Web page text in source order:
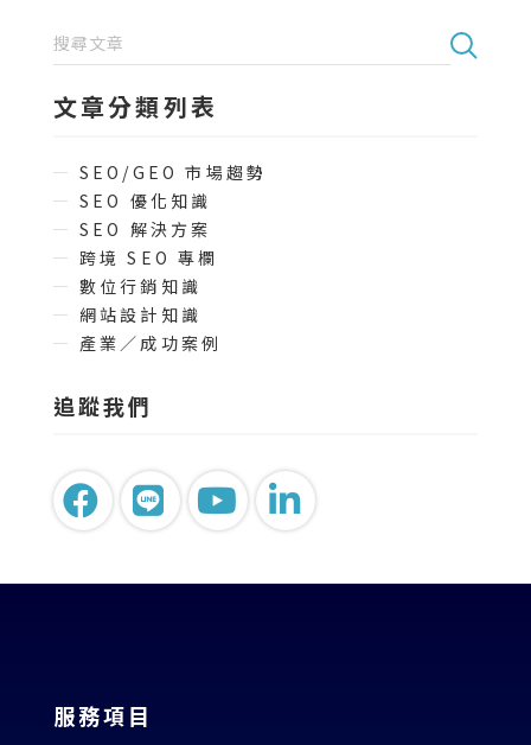
文章分類列表
SEO/GEO 市場趨勢
SEO 優化知識
SEO 解決方案
跨境 SEO 專欄
數位行銷知識
網站設計知識
產業／成功案例
追蹤我們
服務項目